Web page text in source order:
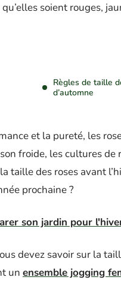
soient rouges,
Règles de taille
d’automne
et la pureté, les
froide, les cultures de
taille des roses avant
prochaine ?
son jardin pour
devez savoir sur la
un ensemble jogging